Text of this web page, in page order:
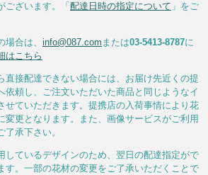
ございます。「 配達日時の指定について 」をご
合は、 info@087.com または03-5413-8787に
はこちら
直接配達できない場合には、お届け先近くの提
依頼し、ご注文いただいた商品と同じようなイ
せていただきます。提携店の入荷事情により花
変更となります。また、画像サービスがご利用
承下さい。
しているデザインのため、翌日の配達指定がで
す。一部の花材の変更をご了承いただくことで